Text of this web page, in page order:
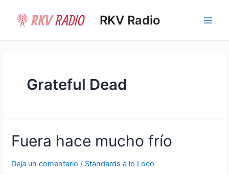
contenido
RKV Radio
Grateful Dead
Fuera hace mucho frío
Deja un comentario / Standards a lo Loco